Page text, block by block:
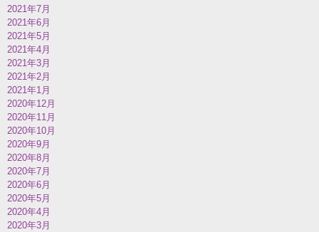
2021年7月
2021年6月
2021年5月
2021年4月
2021年3月
2021年2月
2021年1月
2020年12月
2020年11月
2020年10月
2020年9月
2020年8月
2020年7月
2020年6月
2020年5月
2020年4月
2020年3月